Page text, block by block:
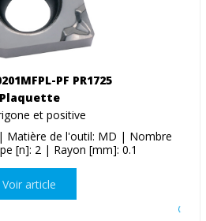
PF PR1725
Plaquette
et positive
Matière de l'outil: MD | Nombre
[n]: 2 | Rayon [mm]: 0.1
Voir article